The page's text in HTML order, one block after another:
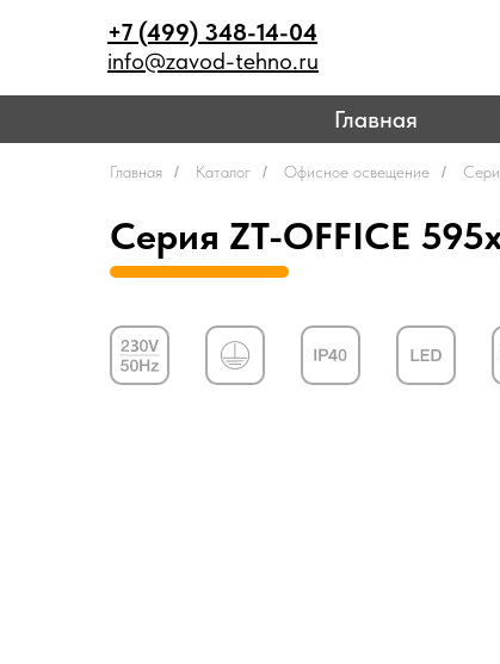
+7 (499) 348-14-04
info@zavod-tehno.ru
Главная
Главная / Каталог / Офисное освещение /
Серия ZT-OFFICE